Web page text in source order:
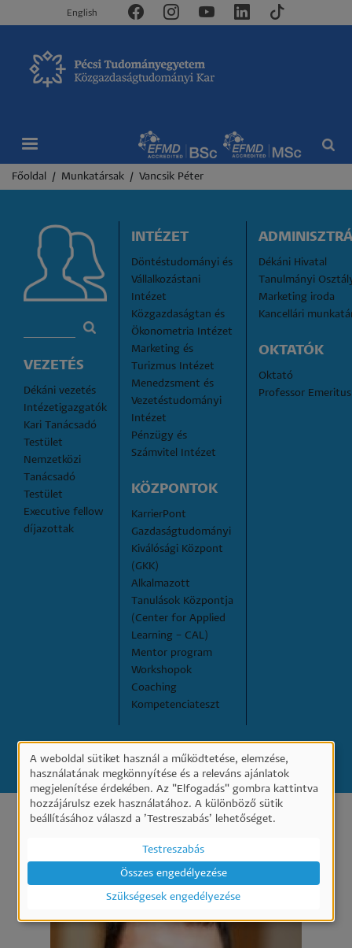
English
Morzsa
Főoldal Munkatársak Vancsik Péter
VEZETÉS
Dékáni vezetés
Intézetigazgatók
Kari Tanácsadó
Testület
Nemzetközi
Tanácsadó
Testület
Executive fellow
díjazottak
INTÉZET
Döntéstudományi és
Vállalkozástani
Intézet
Közgazdaságtan és
Ökonometria Intézet
Marketing és
Turizmus Intézet
Menedzsment és
Vezetéstudományi
Intézet
Pénzügy és
Számvitel Intézet
KÖZPONTOK
KarrierPont
Gazdaságtudományi
Kiválósági Központ
(GKK)
Alkalmazott
Tanulások Központja
(Center for Applied
Learning – CAL)
Mentor program
Workshopok
Coaching
Kompetenciateszt
Dékáni Hivatal
Tanulmányi
Marketing iroda
Kancellári
OKTATÓK
Oktató
Professor Emeritus
KERESÉS
Személyes
adatok
és
használata
A weboldal sütiket használ a működtetése, elemzése,
használatának megkönnyítése és a releváns ajánlatok
megjelenítése érdekében. Az "Elfogadás" gombra kattintva
hozzájárulsz ezek használatához. A különböző sütik
beállításához válaszd a ’Testreszabás’ lehetőséget.
Testreszabás
Szükségesek engedélyezése
Összes engedélyezése